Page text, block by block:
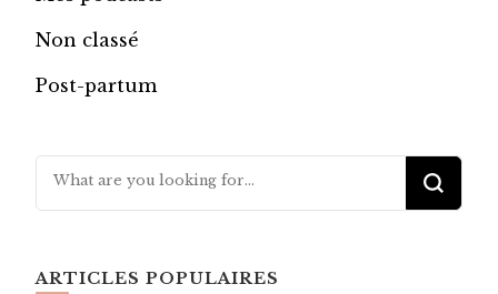
Non classé
Post-partum
Looking
ARTICLES POPULAIRES